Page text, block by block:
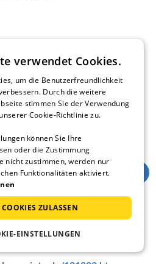
in Deutschland
in Schleswig-Holstein
an der Ostsee
in der Geltinger Bucht
in Steinbergkirche
Hund
verwendet Cookies.
um die Benutzerfreundlichkeit
Durch die weitere
stimmen Sie der Verwendung
Cookie-Richtlinie zu.
können Sie Ihre
oder die Zustimmung
nicht zustimmen, werden nur
Funktionalitäten aktiviert.
ZULASSEN
EINSTELLUNGEN